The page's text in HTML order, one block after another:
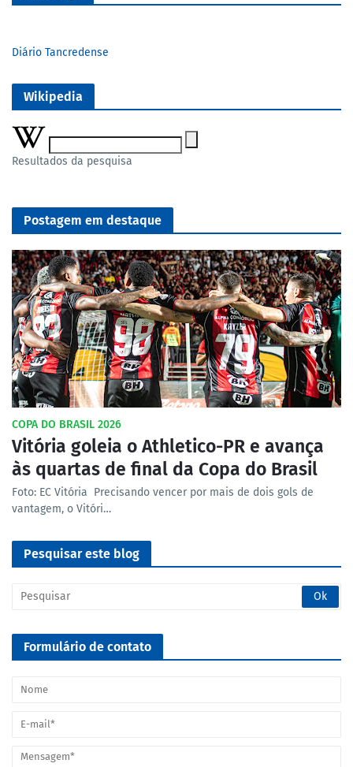
Diário Tancredense
Wikipedia
Resultados da pesquisa
Postagem em destaque
COPA DO BRASIL 2026
Vitória goleia o Athletico-PR e avança
às quartas de final da Copa do Brasil
Foto: EC Vitória Precisando vencer por mais de dois gols de
vantagem, o Vitóri…
Pesquisar este blog
Formulário de contato